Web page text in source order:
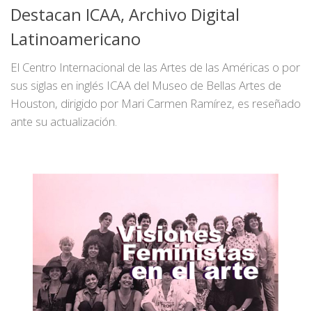
Destacan ICAA, Archivo Digital
Latinoamericano
El Centro Internacional de las Artes de las Américas o por
sus siglas en inglés ICAA del Museo de Bellas Artes de
Houston, dirigido por Mari Carmen Ramírez, es reseñado
ante su actualización.